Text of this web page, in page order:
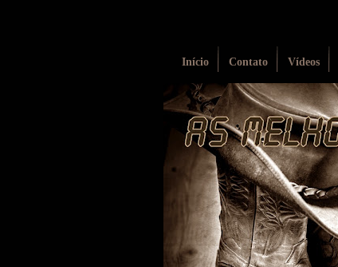
Início Contato Vídeos